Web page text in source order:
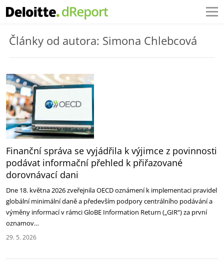
Články od autora: Simona Chlebcová
Finanční správa se vyjádřila k výjimce z povinnosti
podávat informační přehled k přiřazované
dorovnávací dani
Dne 18. května 2026 zveřejnila OECD oznámení k implementaci pravidel
globální minimální daně a především podpory centrálního podávání a
výměny informací v rámci GloBE Information Return („GIR“) za první
oznamov…
29. 5. 2026